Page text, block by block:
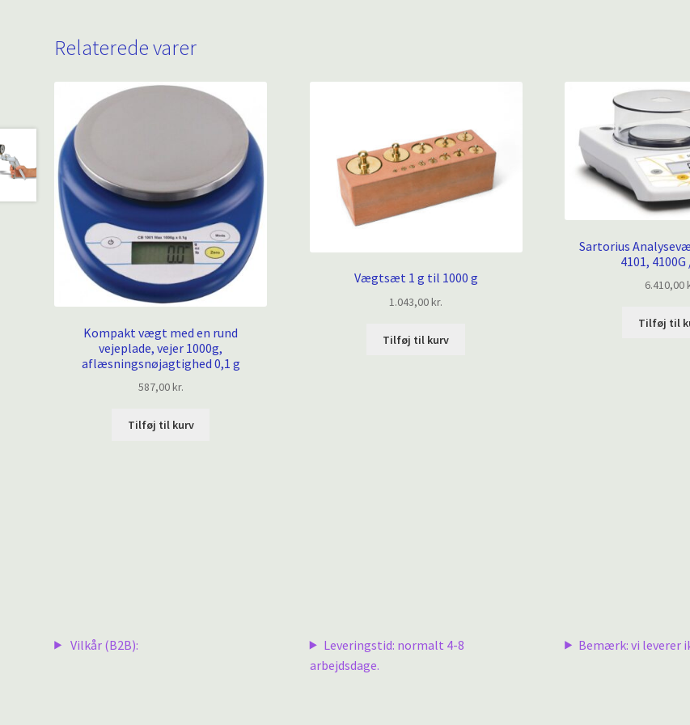
Relaterede varer
Kompakt vægt med en rund
vejeplade, vejer 1000g,
aflæsningsnøjagtighed 0,1 g
587,00kr.
Tilføj til kurv
Vægtsæt 1 g til 1000 g
1.043,00kr.
Tilføj til kurv
Sartorius
4101, 4100G
6.410,00
Tilføj til
Vilkår (B2B):
Leveringstid: normalt 4-8
arbejdsdage.
Bemærk: vi leverer